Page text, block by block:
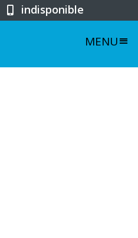
indisponible
MENU